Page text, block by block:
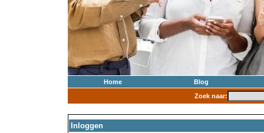
Home
Blog
Zoek naar:
Inloggen